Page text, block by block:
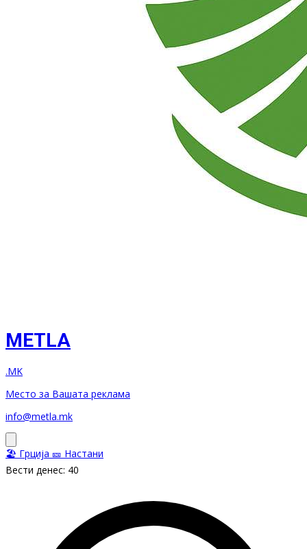
METLA
.MK
Место за Вашата реклама
info@metla.mk
🏖️ Грција 🎫 Настани
Вести денес: 40